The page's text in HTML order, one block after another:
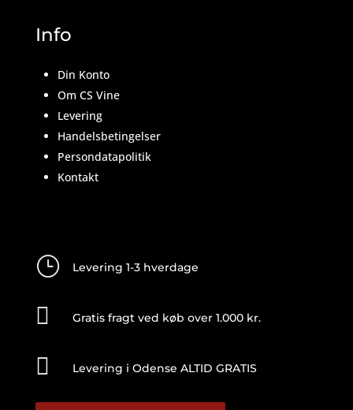
Info
Din Konto
Om CS Vine
Levering
Handelsbetingelser
Persondatapolitik
Kontakt
} Levering 1-3 hverdage
 Gratis fragt ved køb over 1.000 kr.
 Levering i Odense ALTID GRATIS